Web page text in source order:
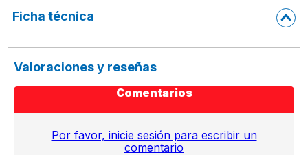
Ficha técnica
Valoraciones y reseñas
Comentarios
Por favor, inicie sesión para escribir un
comentario